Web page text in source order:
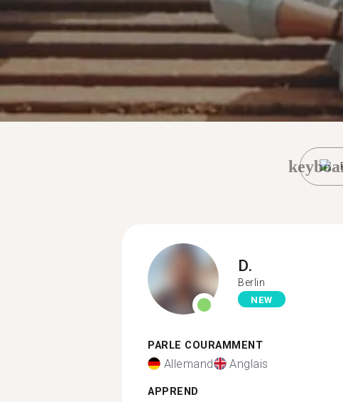
D.
Berlin
NEW
PARLE COURAMMENT
Allemand Anglais
APPREND